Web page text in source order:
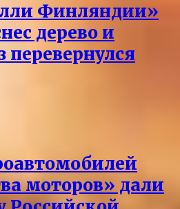
Финляндии»
дерево и
перевернулся
моторов» дали